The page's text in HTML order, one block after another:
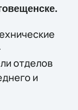
отделов
и